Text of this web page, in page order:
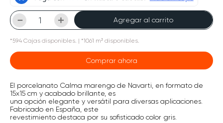
＋
－ Agregar al carrito
*594 Cajas disponibles. | *1061 m² disponibles.
Comprar ahora
El porcelanato Calma marengo de Navarti, en formato de
15x15 cm y acabado brillante, es
una opción elegante y versátil para diversas aplicaciones.
Fabricado en España, este
revestimiento destaca por su sofisticado color gris.